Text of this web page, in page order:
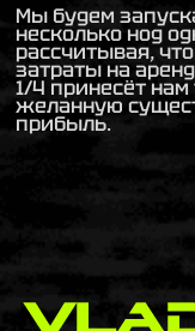
Mы будем
несколько нод
рассчитывая,
затраты на
1/4 принесёт
желанную
прибыль.